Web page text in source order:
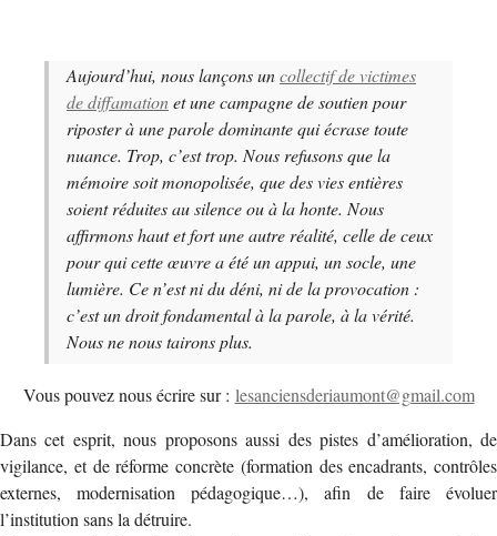
Aujourd’hui, nous lançons uncollectif de victimes
de diffamationet une campagne de soutien pour
riposter à une parole dominante qui écrase toute
nuance. Trop, c’est trop. Nous refusons que la
mémoire soit monopolisée, que des vies entières
soient réduites au silence ou à la honte. Nous
affirmons haut et fort une autre réalité, celle de ceux
pour qui cette œuvre a été un appui, un socle, une
lumière. Ce n’est ni du déni, ni de la provocation :
c’est un droit fondamental à la parole, à la vérité.
Nous ne nous tairons plus.
Vous pouvez nous écrire sur : lesanciensderiaumont@gmail.com
Dans cet esprit, nous proposons aussi des pistes d’amélioration, de
vigilance, et de réforme concrète (formation des encadrants, contrôles
externes, modernisation pédagogique…), afin de faire évoluer
l’institution sans la détruire.